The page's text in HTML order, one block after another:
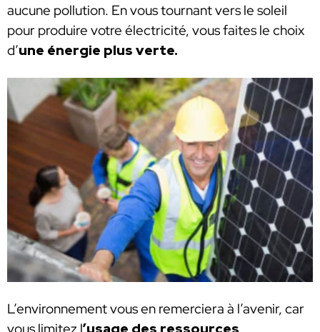
aucune pollution. En vous tournant vers le soleil
pour produire votre électricité, vous faites le choix
d’une énergie plus verte.
L’environnement vous en remerciera à l’avenir, car